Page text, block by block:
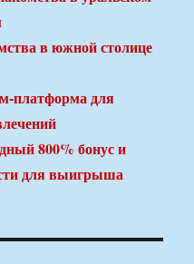
в южной столице
платформа для
800% бонус и
для выигрыша